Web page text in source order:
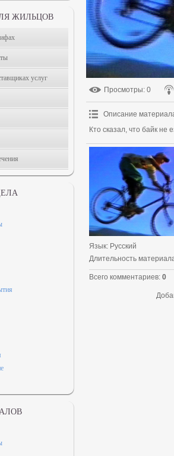
Просмотры: 0
Описание
Кто сказал, что байк не
Язык: Русский
Длительность
Всего комментариев: 0
ЖИЛЬЦОВ
услуг